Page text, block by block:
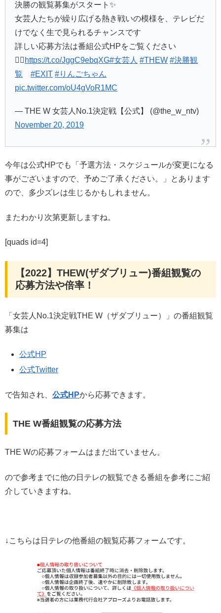
決勝の観覧募集がスタート✨
女芸人たちが繰り広げる熱き戦いの模様を、テレビだ
けでなく生で見られるチャンスです
詳しい応募方法は番組公式HPをご覧ください
💁‍♀️ https://t.co/JggC9ebqXG#女芸人 #THEW #決勝観
覧
#EXIT #りんごちゃん
pic.twitter.com/oU4gVoR1MC
— THE W 女芸人No.1決定戦【公式】 (@the_w_ntv)
November 20, 2019
今年は公式HPでも「予選方法・スケジュールが変更になる
事がございますので、予めご了承ください。」とあります
ので、多少ズレは生じるかもしれません。
またわかり次第更新しますね。
[quads id=4]
【2022】THEW(ザダブリュー)番組観覧の
応募方法や倍率！
「女芸人No.1決定戦THE W（ザダブリュー）」の番組観覧
募集は
公式HP
公式Twitter
で告知され、 公式HPから応募できます。
THE W番組観覧の応募方法
THE Wの応募フォームはまだ出ていません。
ので参考までに他の日テレの観覧できる番組を参考にご紹
介していきますね。
↓こちらは日テレの他番組の観覧応募フォームです。